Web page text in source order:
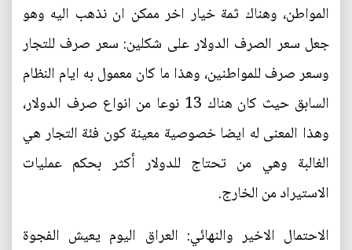
المواطن، وهناك ثمة خيار اخر ممكن ان نذهب اليه وهو
جعل سعر الصرف الدولار على شكلين: سعر صرف للتجار
وسعر صرف للمواطنين، وهذا ما كان معمول به ايام النظام
السابق حيث كان هناك 13 نوعا من انواع صرف الدولار،
وهذا المعنى له ايضا خصوصية معينة كون فئة التجار هي
الغالبة وهي من تحتاج للدولار أكثر بحكم عمليات
الاستيراد من الخارج.
الاحتمال الاخير والنهائي: العراق اليوم يعيش الفجوة